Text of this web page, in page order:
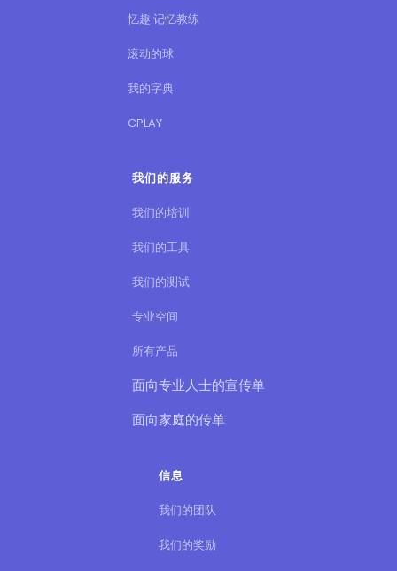
忆趣 记忆教练
滚动的球
我的字典
CPLAY
我们的服务
我们的培训
我们的工具
我们的测试
专业空间
所有产品
面向专业人士的宣传单
面向家庭的传单
信息
我们的团队
我们的奖励